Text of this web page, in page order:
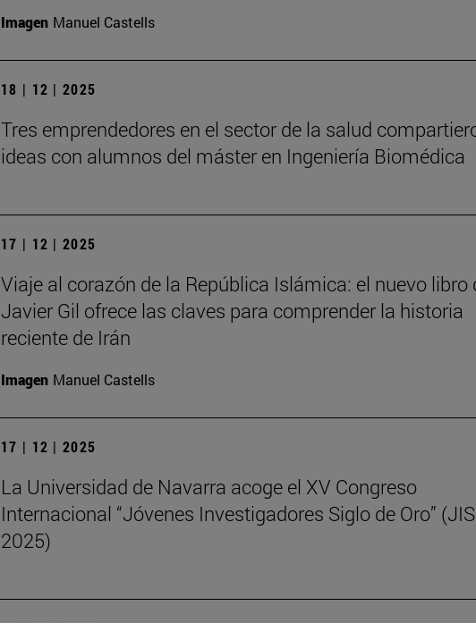
Imagen Manuel Castells
18 | 12 | 2025
Tres emprendedores en el sector de la salud
ideas con alumnos del máster en Ingeniería Biomédica
17 | 12 | 2025
Viaje al corazón de la República Islámica: el nuevo libro
Javier Gil ofrece las claves para comprender la historia
reciente de Irán
Imagen Manuel Castells
17 | 12 | 2025
La Universidad de Navarra acoge el XV Congreso
Internacional “Jóvenes Investigadores Siglo de Oro”
2025)